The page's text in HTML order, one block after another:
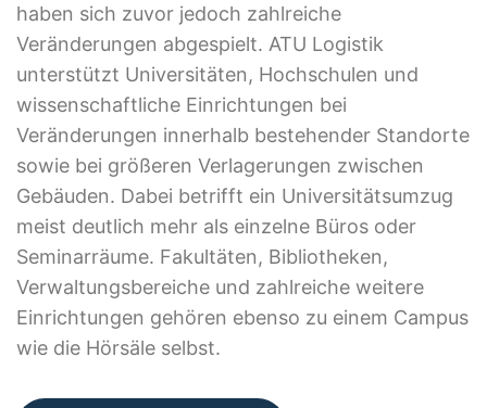
haben sich zuvor jedoch zahlreiche
Veränderungen abgespielt. ATU Logistik
unterstützt Universitäten, Hochschulen und
wissenschaftliche Einrichtungen bei
Veränderungen innerhalb bestehender Standorte
sowie bei größeren Verlagerungen zwischen
Gebäuden. Dabei betrifft ein Universitätsumzug
meist deutlich mehr als einzelne Büros oder
Seminarräume. Fakultäten, Bibliotheken,
Verwaltungsbereiche und zahlreiche weitere
Einrichtungen gehören ebenso zu einem Campus
wie die Hörsäle selbst.